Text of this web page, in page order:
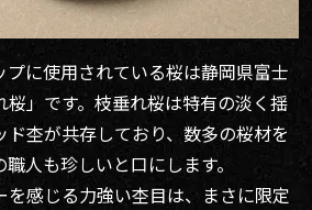
に使用されている桜は静岡県富士
桜」です。枝垂れ桜は特有の淡く揺
ド杢が共存しており、数多の桜材を
人も珍しいと口にします。
を感じる力強い杢目は、まさに限定